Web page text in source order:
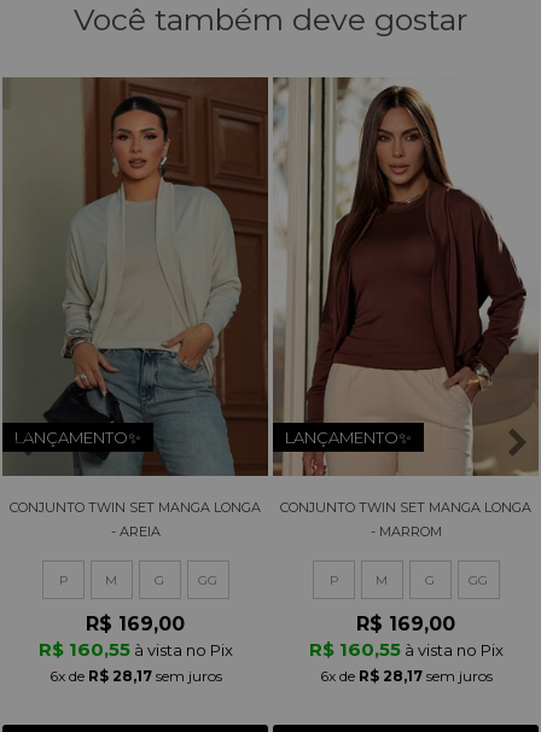
Você também deve gostar
LANÇAMENTO✨
CONJUNTO TWIN SET MANGA LONGA
- AREIA
P M G GG
R$ 169,00
R$ 160,55 à vista no Pix
6xde R$ 28,17sem juros
LANÇAMENTO✨
CONJUNTO TWIN SET MANGA LONGA
- MARROM
P M G GG
R$ 169,00
R$ 160,55 à vista no Pix
6xde R$ 28,17sem juros